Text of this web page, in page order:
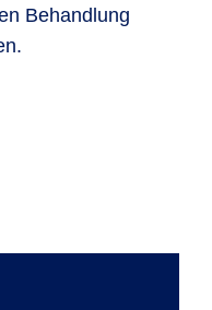
Behandlung